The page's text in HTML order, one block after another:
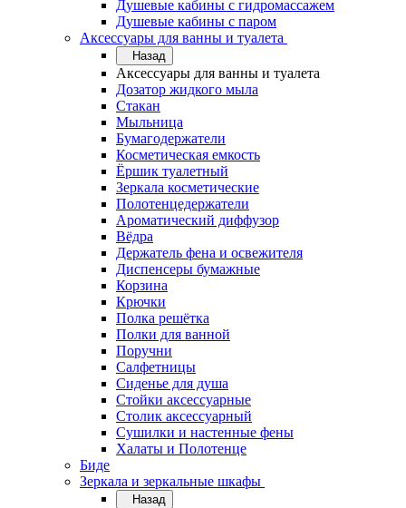
Душевые кабины с гидромассажем
Душевые кабины с паром
Аксессуары для ванны и туалета
Назад
Аксессуары для ванны и туалета
Дозатор жидкого мыла
Стакан
Мыльница
Бумагодержатели
Косметическая емкость
Ёршик туалетный
Зеркала косметические
Полотенцедержатели
Ароматический диффузор
Вёдра
Держатель фена и освежителя
Диспенсеры бумажные
Корзина
Крючки
Полка решётка
Полки для ванной
Поручни
Салфетницы
Сиденье для душа
Стойки аксессуарные
Столик аксессуарный
Сушилки и настенные фены
Халаты и Полотенце
Биде
Зеркала и зеркальные шкафы
Назад